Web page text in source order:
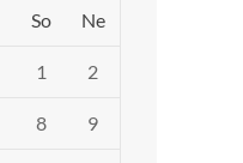
So Ne
1 2
8 9